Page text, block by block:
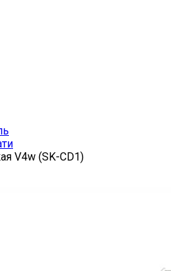
V4w (SK-CD1)